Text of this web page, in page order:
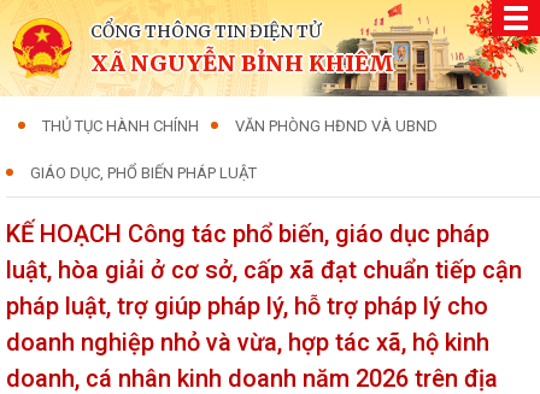
CỔNG THÔNG TIN ĐIỆN TỬ
XÃ NGUYỄN BỈNH KHIÊM
THỦ TỤC HÀNH CHÍNH VĂN PHÒNG HĐND VÀ UBND
GIÁO DỤC, PHỔ BIẾN PHÁP LUẬT
KẾ HOẠCH Công tác phổ biến, giáo dục pháp
luật, hòa giải ở cơ sở, cấp xã đạt chuẩn tiếp cận
pháp luật, trợ giúp pháp lý, hỗ trợ pháp lý cho
doanh nghiệp nhỏ và vừa, hợp tác xã, hộ kinh
doanh, cá nhân kinh doanh năm 2026 trên địa